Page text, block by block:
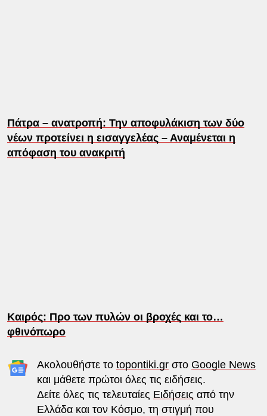
Πάτρα – ανατροπή: Την αποφυλάκιση των δύο
νέων προτείνει η εισαγγελέας – Αναμένεται η
απόφαση του ανακριτή
Καιρός: Προ των πυλών οι βροχές και το…
φθινόπωρο
Ακολουθήστε το topontiki.grστο Google News
και μάθετε πρώτοι όλες τις ειδήσεις.
Δείτε όλες τις τελευταίες Ειδήσεις από την
Ελλάδα και τον Κόσμο, τη στιγμή που